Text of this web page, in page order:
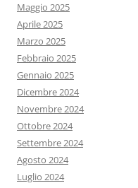
Maggio 2025
Aprile 2025
Marzo 2025
Febbraio 2025
Gennaio 2025
Dicembre 2024
Novembre 2024
Ottobre 2024
Settembre 2024
Agosto 2024
Luglio 2024